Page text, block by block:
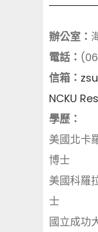
辦公室：
電話：
信箱：
NCKU
學歷：
美國北卡
博士
美國科羅
士
國立成功